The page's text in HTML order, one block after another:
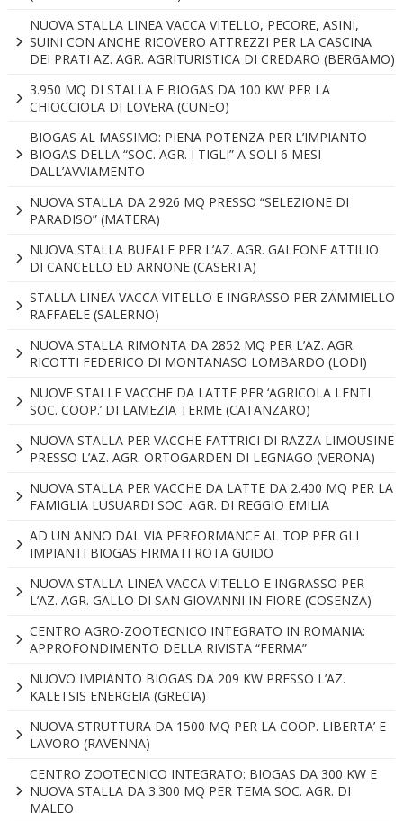
NUOVA STALLA LINEA VACCA VITELLO, PECORE, ASINI,
SUINI CON ANCHE RICOVERO ATTREZZI PER LA CASCINA
DEI PRATI AZ. AGR. AGRITURISTICA DI CREDARO (BERGAMO)
3.950 MQ DI STALLA E BIOGAS DA 100 KW PER LA
CHIOCCIOLA DI LOVERA (CUNEO)
BIOGAS AL MASSIMO: PIENA POTENZA PER L’IMPIANTO
BIOGAS DELLA “SOC. AGR. I TIGLI” A SOLI 6 MESI
DALL’AVVIAMENTO
NUOVA STALLA DA 2.926 MQ PRESSO “SELEZIONE DI
PARADISO” (MATERA)
NUOVA STALLA BUFALE PER L’AZ. AGR. GALEONE ATTILIO
DI CANCELLO ED ARNONE (CASERTA)
STALLA LINEA VACCA VITELLO E INGRASSO PER ZAMMIELLO
RAFFAELE (SALERNO)
NUOVA STALLA RIMONTA DA 2852 MQ PER L’AZ. AGR.
RICOTTI FEDERICO DI MONTANASO LOMBARDO (LODI)
NUOVE STALLE VACCHE DA LATTE PER ‘AGRICOLA LENTI
SOC. COOP.’ DI LAMEZIA TERME (CATANZARO)
NUOVA STALLA PER VACCHE FATTRICI DI RAZZA LIMOUSINE
PRESSO L’AZ. AGR. ORTOGARDEN DI LEGNAGO (VERONA)
NUOVA STALLA PER VACCHE DA LATTE DA 2.400 MQ PER LA
FAMIGLIA LUSUARDI SOC. AGR. DI REGGIO EMILIA
AD UN ANNO DAL VIA PERFORMANCE AL TOP PER GLI
IMPIANTI BIOGAS FIRMATI ROTA GUIDO
NUOVA STALLA LINEA VACCA VITELLO E INGRASSO PER
L’AZ. AGR. GALLO DI SAN GIOVANNI IN FIORE (COSENZA)
CENTRO AGRO-ZOOTECNICO INTEGRATO IN ROMANIA:
APPROFONDIMENTO DELLA RIVISTA “FERMA”
NUOVO IMPIANTO BIOGAS DA 209 KW PRESSO L’AZ.
KALETSIS ENERGEIA (GRECIA)
NUOVA STRUTTURA DA 1500 MQ PER LA COOP. LIBERTA’ E
LAVORO (RAVENNA)
CENTRO ZOOTECNICO INTEGRATO: BIOGAS DA 300 KW E
NUOVA STALLA DA 3.300 MQ PER TEMA SOC. AGR. DI
MALEO